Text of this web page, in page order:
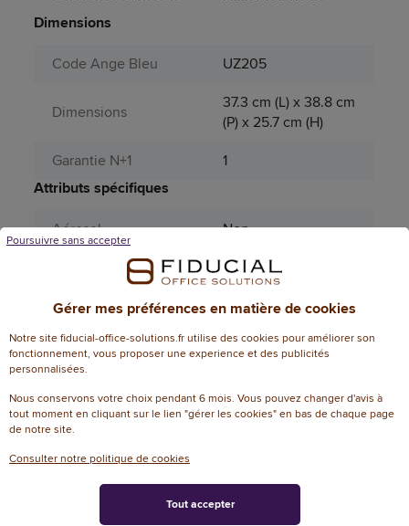
Dimensions
Code Ange Bleu
UZ205
Dimensions
37.3 cm (L) x 38.8 cm
(P) x 25.7 cm (H)
Garantie N+1
1
Attributs spécifiques
Aérosol
Non
Capacité bac(s)
feuilles max.
250
PRO185)
noir
compatible
A4
Modèle
HL-L5210DW
Page catalogue
Gérer mes préférences en matière de cookies
Notre site fiducial-office-solutions.fr utilise des cookies pour améliorer son
fonctionnement, vous proposer une experience et des publicités
personnalisées.
Nous conservons votre choix pendant 6 mois. Vous pouvez changer d'avis à
tout moment en cliquant sur le lien "gérer les cookies" en bas de chaque page
de notre site.
Consulter notre politique de cookies
Poursuivre sans accepter
Tout accepter